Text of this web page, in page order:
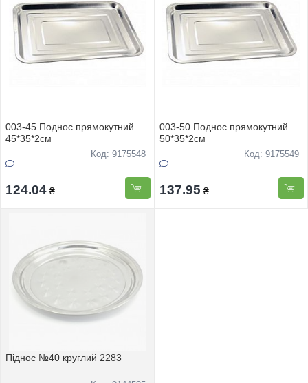
003-45 Поднос прямокутний
45*35*2см
Код: 9175548
124.04 ₴
003-50 Поднос прямокутний
50*35*2см
Код: 9175549
137.95 ₴
Піднос №40 круглий 2283